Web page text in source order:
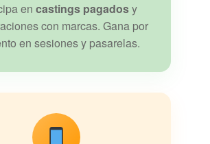
encastings pagadosy
con marcas. Gana por
en sesiones y pasarelas.